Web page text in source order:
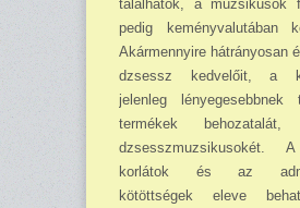
találhatók, a muzsikusok
pe­dig keményvalutában
Akármennyire hátrányosan
dzsessz kedvelőit, a
jelenleg lényegesebbnek
termékek
dzsesszmuzsi­kusokét.
korlátok és az
kötöttségek eleve